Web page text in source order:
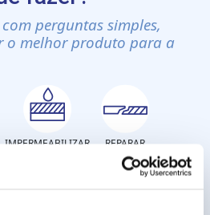
perguntas simples,
o melhor produto para a
IMPERMEABILIZAR REPARAR